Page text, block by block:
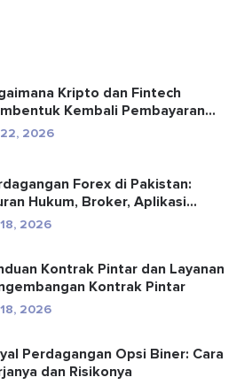
Kripto dan Fintech
Kembali Pembayaran
Hibu...
2026
Forex di Pakistan:
Hukum, Broker, Aplikasi
2026
Kontrak Pintar dan Layanan
Kontrak Pintar
2026
Perdagangan Opsi Biner: Cara
dan Risikonya